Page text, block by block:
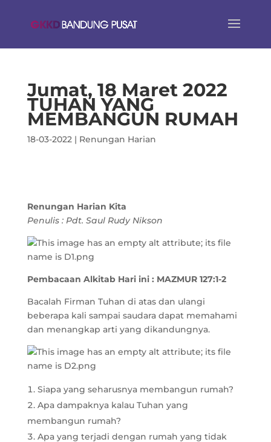
Jumat, 18 Maret 2022
TUHAN YANG
MEMBANGUN RUMAH
18-03-2022| Renungan Harian
Renungan Harian Kita
Penulis : Pdt. Saul Rudy Nikson
Pembacaan Alkitab Hari ini : MAZMUR 127:1-2
Bacalah Firman Tuhan di atas dan ulangi
beberapa kali sampai saudara dapat memahami
dan menangkap arti yang dikandungnya.
Siapa yang seharusnya membangun rumah?
Apa dampaknya kalau Tuhan yang
membangun rumah?
Apa yang terjadi dengan rumah yang tidak